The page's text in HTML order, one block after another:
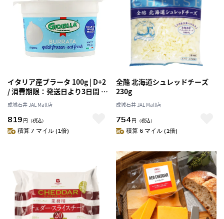
イタリア産ブラータ 100g | D+2
/ 消費期限：発送日より3日間 |
沖縄・離島配送不可
成城石井 JAL Mall店
819 円 （税込）
積算 7 マイル (1倍)
全酪 北海道シュレッドチーズ
230g
成城石井 JAL Mall店
754円 （税込）
積算 6 マイル (1倍)